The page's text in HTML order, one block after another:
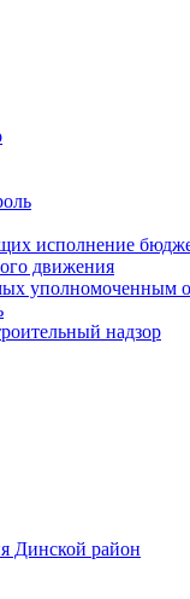
исполнение
движения
уполномоченным
надзор
Динской район